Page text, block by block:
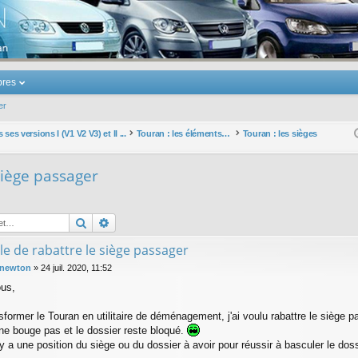
Touran
versions I (V1 V2 V3) et II ... Touran : les éléments et équipements extérieurs et intérieurs Touran : les sièges
passager
Rechercher
de rabattre le siège passager
» 24 juil. 2020, 11:52
le Touran en utilitaire de déménagement, j'ai voulu rabattre le siège
bouge pas et le dossier reste bloqué.
a une position du siège ou du dossier à avoir pour réussir à basculer le